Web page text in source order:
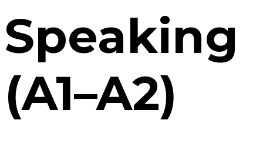
Speaking
(A1–A2)